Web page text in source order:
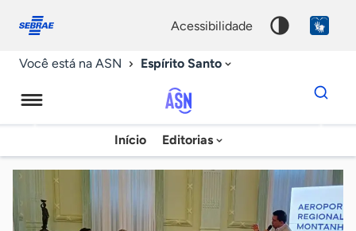
conosco
acessibilidade
Você está na ASN Espírito Santo
Agência
Sebrae
de
Notícias
Início Editorias
Dados
para
chave